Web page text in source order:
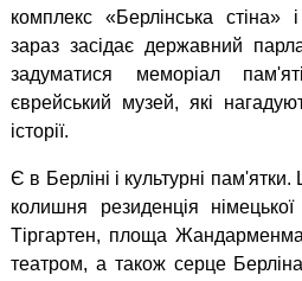
комплекс «Берлінська стіна»
зараз засідає державний
задуматися меморіал
єврейський музей, які
історії.
Є в Берліні і культурні
колишня резиденція
Тіргартен, площа
театром, а також серце